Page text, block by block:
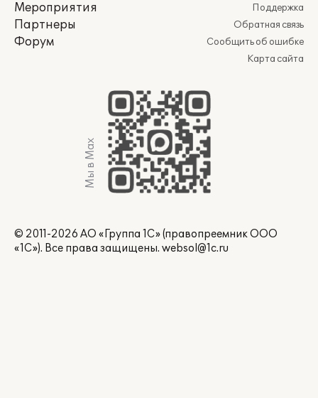
Мероприятия
Партнеры
Форум
Поддержка
Обратная связь
Сообщить об ошибке
Карта сайта
Мы в Max
© 2011-2026 АО «Группа 1С» (правопреемник ООО
«1С»). Все права защищены. websol@1c.ru